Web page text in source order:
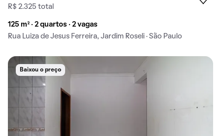
R$ 2.325 total
125 m² · 2 quartos · 2 vagas
Rua Luiza de Jesus Ferreira, Jardim Roseli · São Paulo
Baixou o preço